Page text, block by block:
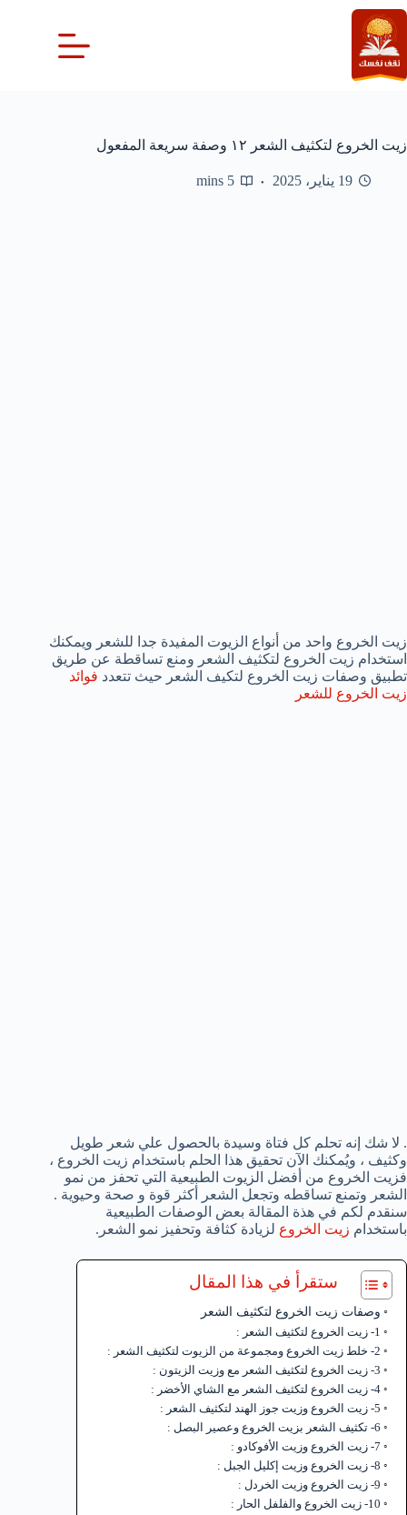
التجاوز
إلى
المحتوى
زيت الخروع لتكثيف الشعر ١٢ وصفة سريعة المفعول
19 يناير، 2025 5 mins
زيت الخروع واحد من أنواع الزيوت المفيدة جدا للشعر ويمكنك
استخدام زيت الخروع لتكثيف الشعر ومنع تساقطة عن طريق
تطبيق وصفات زيت الخروع لتكيف الشعر حيث تتعدد فوائد
زيت الخروع للشعر
. لا شك إنه تحلم كل فتاة وسيدة بالحصول علي شعر طويل
وكثيف ، ويُمكنك الآن تحقيق هذا الحلم باستخدام زيت الخروع ،
فزيت الخروع من أفضل الزيوت الطبيعية التي تحفز من نمو
الشعر وتمنع تساقطه وتجعل الشعر أكثر قوة و صحة وحيوية .
سنقدم لكم في هذة المقالة بعض الوصفات الطبيعية
باستخدام زيت الخروع لزيادة كثافة وتحفيز نمو الشعر.
ستقرأ في هذا المقال
وصفات زيت الخروع لتكثيف الشعر
1- زيت الخروع لتكثيف الشعر :
2- خلط زيت الخروع ومجموعة من الزيوت لتكثيف الشعر :
3- زيت الخروع لتكثيف الشعر مع وزيت الزيتون :
4- زيت الخروع لتكثيف الشعر مع الشاي الأخضر :
5- زيت الخروع وزيت جوز الهند لتكثيف الشعر :
6- تكثيف الشعر بزيت الخروع وعصير البصل :
7- زيت الخروع وزيت الأفوكادو :
8- زيت الخروع وزيت إكليل الجبل :
9- زيت الخروع وزيت الخردل :
10- زيت الخروع والفلفل الحار :